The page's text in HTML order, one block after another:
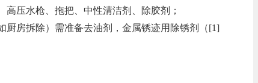
高压水枪、拖把、中性清洁剂、除胶剂；
厨房拆除）需准备去油剂，金属锈迹用除锈剂（[1]